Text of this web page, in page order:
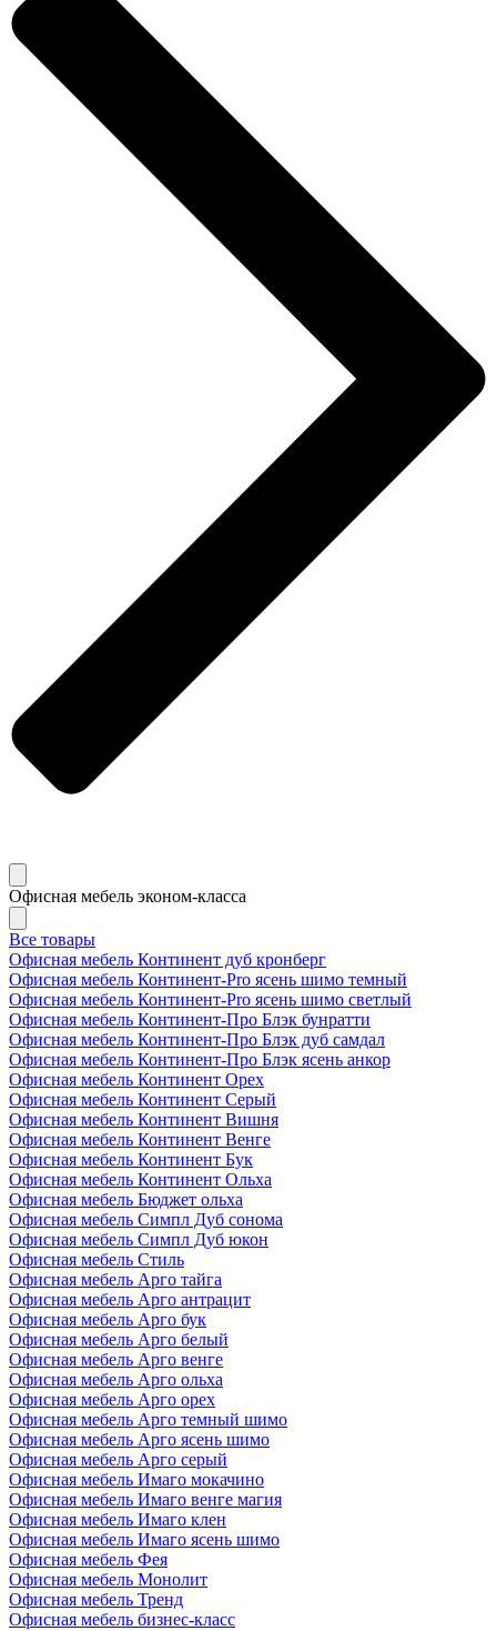
Офисная мебель эконом-класса
Все товары
Офисная мебель Континент дуб кронберг
Офисная мебель Континент-Pro ясень шимо темный
Офисная мебель Континент-Pro ясень шимо светлый
Офисная мебель Континент-Про Блэк бунратти
Офисная мебель Континент-Про Блэк дуб самдал
Офисная мебель Континент-Про Блэк ясень анкор
Офисная мебель Континент Орех
Офисная мебель Континент Серый
Офисная мебель Континент Вишня
Офисная мебель Континент Венге
Офисная мебель Континент Бук
Офисная мебель Континент Ольха
Офисная мебель Бюджет ольха
Офисная мебель Симпл Дуб сонома
Офисная мебель Симпл Дуб юкон
Офисная мебель Стиль
Офисная мебель Арго тайга
Офисная мебель Арго антрацит
Офисная мебель Арго бук
Офисная мебель Арго белый
Офисная мебель Арго венге
Офисная мебель Арго ольха
Офисная мебель Арго орех
Офисная мебель Арго темный шимо
Офисная мебель Арго ясень шимо
Офисная мебель Арго серый
Офисная мебель Имаго мокачино
Офисная мебель Имаго венге магия
Офисная мебель Имаго клен
Офисная мебель Имаго ясень шимо
Офисная мебель Фея
Офисная мебель Монолит
Офисная мебель Тренд
Офисная мебель бизнес-класс